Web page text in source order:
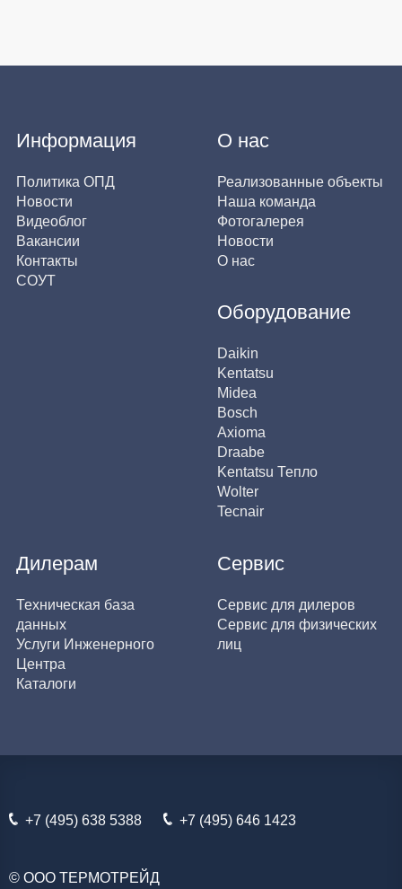
Информация
Политика ОПД
Новости
Видеоблог
Вакансии
Контакты
СОУТ
О нас
Реализованные объекты
Наша команда
Фотогалерея
Новости
О нас
Оборудование
Daikin
Kentatsu
Midea
Bosch
Axioma
Draabe
Kentatsu Тепло
Wolter
Tecnair
Дилерам
Техническая база
данных
Услуги Инженерного
Центра
Каталоги
Сервис
Сервис для дилеров
Сервис для физических
лиц
+7 (495) 638 5388 +7 (495) 646 1423
© ООО ТЕРМОТРЕЙД